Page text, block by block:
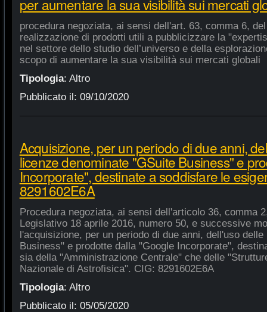
per aumentare la sua visibilità sui mercati
procedura negoziata, ai sensi dell'art. 63, comma 6,
realizzazione di prodotti utili a pubblicizzare la
nel settore dello studio dell’universo e della
scopo di aumentare la sua visibilità sui mercati globali
Tipologia: Altro
Pubblicato il: 09/10/2020
Acquisizione, per un periodo di due anni,
licenze denominate "GSuite Business" e
Incorporate", destinate a soddisfare le
8291602E6A
Procedura negoziata, ai sensi dell'articolo 36, comma
Legislativo 18 aprile 2016, numero 50, e successive
l'acquisizione, per un periodo di due anni, dell'uso
Business" e prodotte dalla "Google Incorporate",
sia della "Amministrazione Centrale" che delle
Nazionale di Astrofisica". CIG: 8291602E6A
Tipologia: Altro
Pubblicato il: 05/05/2020